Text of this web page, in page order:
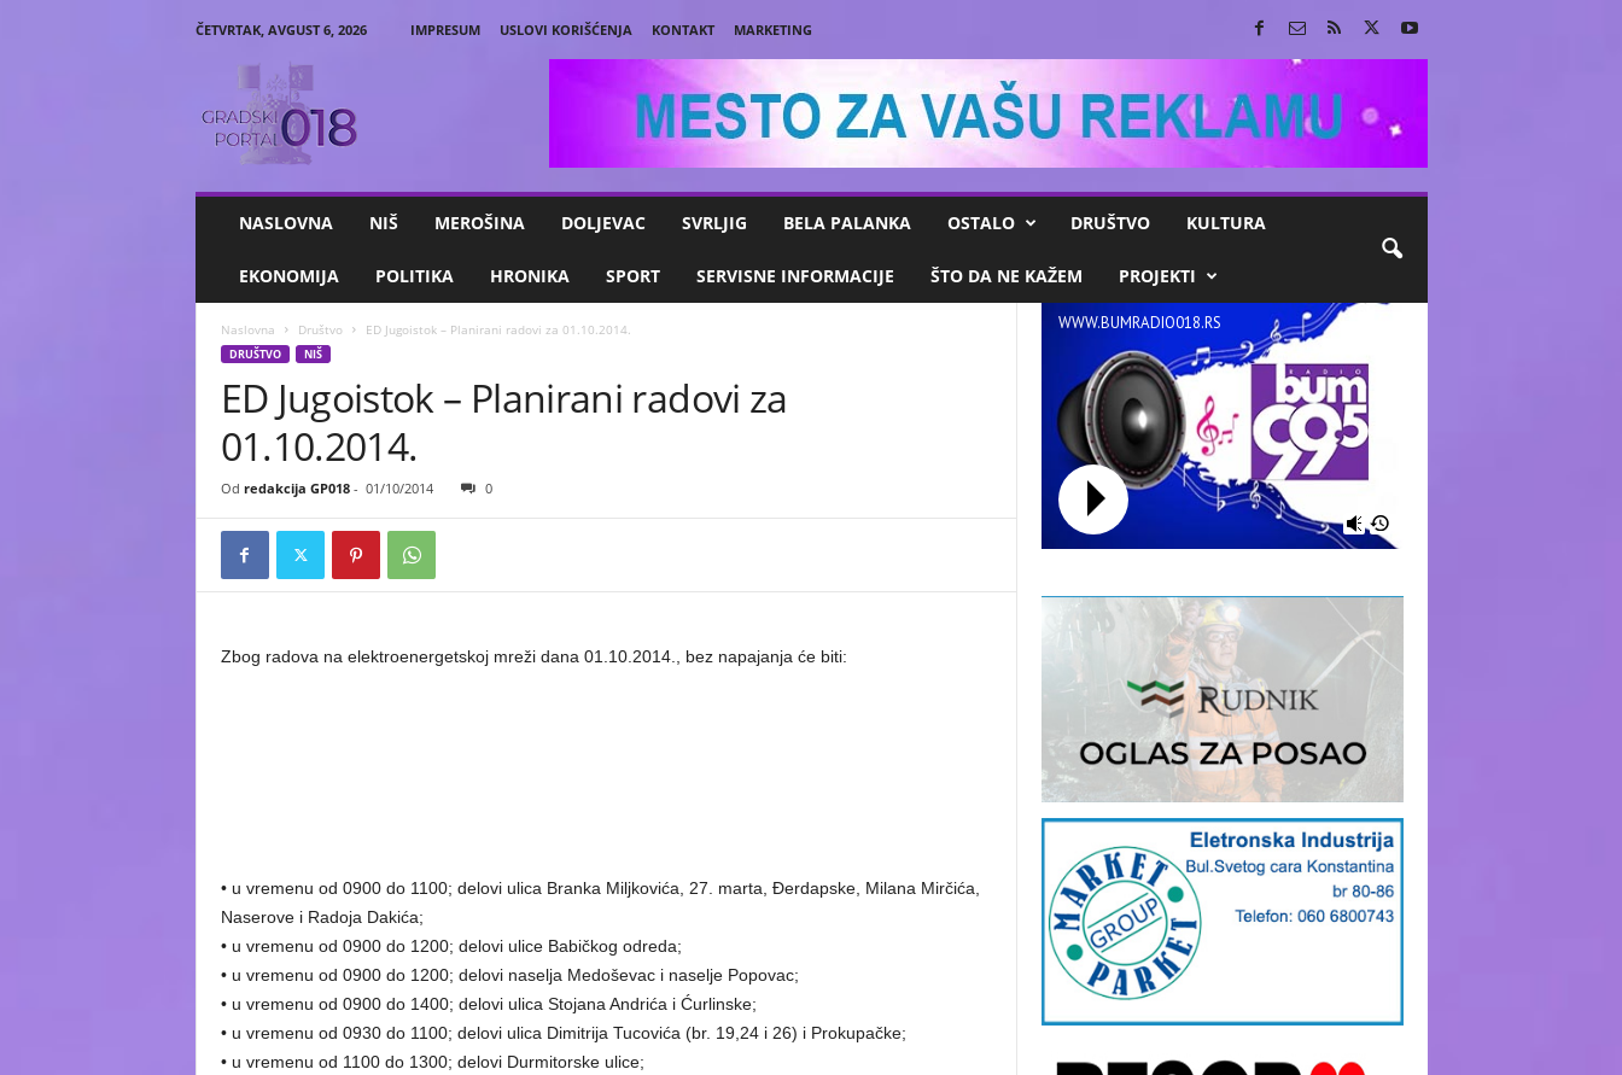
ČETVRTAK, AVGUST 6, 2026 IMPRESUM USLOVI KORIŠĆENJA KONTAKT
MARKETING
NASLOVNA NIŠ MEROŠINA DOLJEVAC SVRLJIG BELA PALANKA OSTALO DRUŠTVO KULTURA
EKONOMIJA POLITIKA HRONIKA SPORT SERVISNE INFORMACIJE ŠTO DA NE KAŽEM PROJEKTI
Naslovna Društvo ED Jugoistok – Planirani radovi za 01.10.2014.
DRUŠTVO NIŠ
ED Jugoistok – Planirani radovi za
01.10.2014.
Od redakcija GP018- 01/10/2014 0
Zbog radova na elektroenergetskoj mreži dana 01.10.2014., bez napajanja će biti:
• u vremenu od 0900 do 1100; delovi ulica Branka Miljkovića, 27. marta, Đerdapske, Milana Mirčića,
Naserove i Radoja Dakića;
• u vremenu od 0900 do 1200; delovi ulice Babičkog odreda;
• u vremenu od 0900 do 1200; delovi naselja Medoševac i naselje Popovac;
• u vremenu od 0900 do 1400; delovi ulica Stojana Andrića i Ćurlinske;
• u vremenu od 0930 do 1100; delovi ulica Dimitrija Tucovića (br. 19,24 i 26) i Prokupačke;
• u vremenu od 1100 do 1300; delovi Durmitorske ulice;
WWW.BUMRADIO018.RS